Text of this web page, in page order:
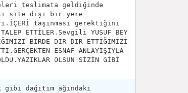
teslimata geldiğinde
site dışı bir yere
taşınması gerektiğini
TALEP ETTİLER.Sevgili YUSUF BEY
BİRDE DIR DIR ETTİĞİMİZİ
ESNAF ANLAYIŞIYLA
OLSUN SİZİN GİBİ
gibi dağıtım ağındaki